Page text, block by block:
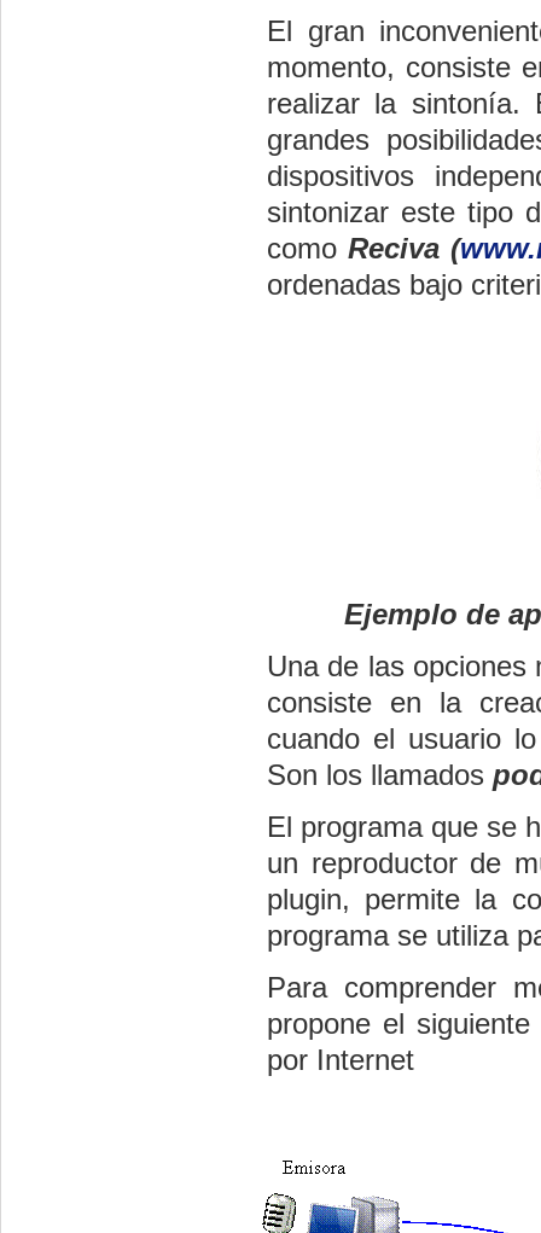
El gran
momento, consiste
realizar la sintonía.
grandes
dispositivos
sintonizar este tipo
como Reciva (
ordenadas bajo
Ejemplo de
Una de las opciones
consiste en la
cuando el usuario
Son los llamados
El programa que se
un reproductor de
plugin, permite la
programa se utiliza
Para comprender
propone el
por Internet